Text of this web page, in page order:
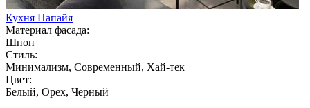
Кухня Папайя
Материал фасада:
Шпон
Стиль:
Минимализм, Современный, Хай-тек
Цвет:
Белый, Орех, Черный